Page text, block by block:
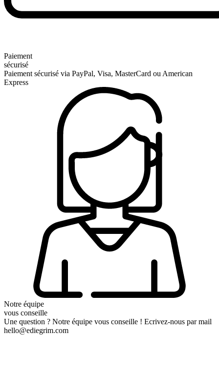
Paiement
sécurisé
Paiement sécurisé via PayPal, Visa, MasterCard ou American
Express
Notre équipe
vous conseille
Une question ? Notre équipe vous conseille ! Ecrivez-nous par mail
hello@ediegrim.com